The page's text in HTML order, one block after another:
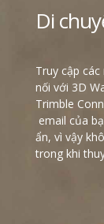
Di
Truy cập
nối với 3D
Trimble
email của
ẩn, vì vậy
trong khi